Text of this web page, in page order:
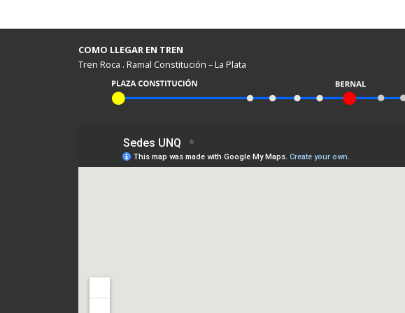
COMO LLEGAR EN TREN
Tren Roca . Ramal Constitución – La Plata